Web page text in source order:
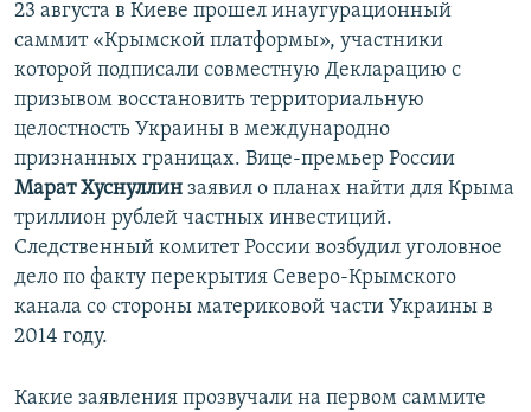
23 августа в Киеве прошел инаугурационный
саммит «Крымской платформы», участники
которой подписали совместную Декларацию с
призывом восстановить территориальную
целостность Украины в международно
признанных границах. Вице-премьер России
Марат Хуснуллин заявил о планах найти для Крыма
триллион рублей частных инвестиций.
Следственный комитет России возбудил уголовное
дело по факту перекрытия Северо-Крымского
канала со стороны материковой части Украины в
2014 году.
Какие заявления прозвучали на первом саммите